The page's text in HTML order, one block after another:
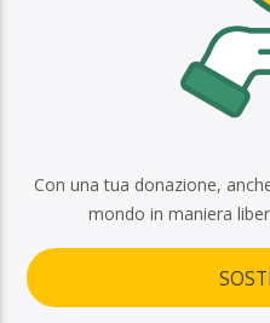
Con una tua donazione,
mondo in maniera